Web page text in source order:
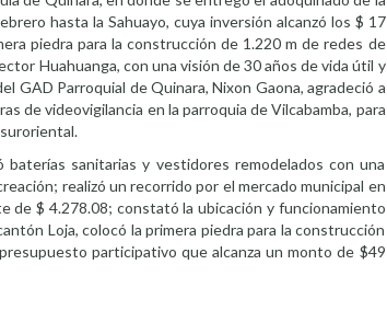
hasta la Sahuayo, cuya inversión alcanzó los $ 17
piedra para la construcción de 1.220 m de redes de
Huahuanga, con una visión de 30 años de vida útil y
GAD Parroquial de Quinara, Nixon Gaona, agradeció a
de videovigilancia en la parroquia de Vilcabamba, para
sanitarias y vestidores remodelados con una
realizó un recorrido por el mercado municipal en
de $ 4.278.08; constató la ubicación y funcionamiento
Loja, colocó la primera piedra para la construcción
participativo que alcanza un monto de $49